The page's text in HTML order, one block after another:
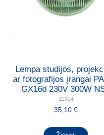
Lempa studijos,
ar fotografijos įrangai
GX16d 230V 300W
11914
35,10 €